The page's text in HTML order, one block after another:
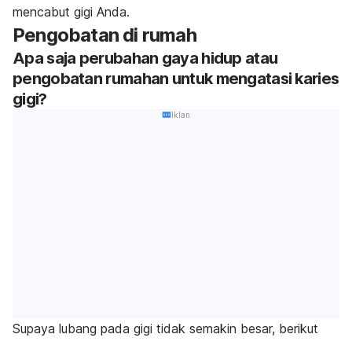
mencabut gigi Anda.
Pengobatan di rumah
Apa saja perubahan gaya hidup atau
pengobatan rumahan untuk mengatasi karies
gigi?
Iklan
Supaya lubang pada gigi tidak semakin besar, berikut